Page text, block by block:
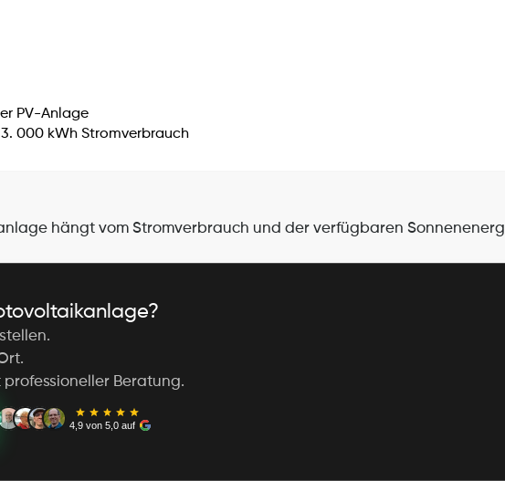
hängt vom Stromverbrauch und der verfügbaren
professioneller Beratung.
4,9 von 5,0 auf
PV-Anlage
000 kWh Stromverbrauch